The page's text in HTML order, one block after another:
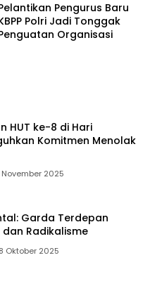
Pengurus Baru
Polri Jadi Tonggak
Organisasi
HUT ke-8 di Hari
Komitmen Menolak
November 2025
Garda Terdepan
Radikalisme
Oktober 2025